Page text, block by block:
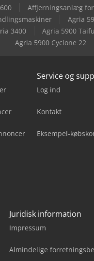
Affjerningsanlæg
Agria
3400
Agria 5900
Agria 5900 Cyclone 22
Service og
Log ind
Kontakt
Eksempel-
Juridisk information
Impressum
Almindelige